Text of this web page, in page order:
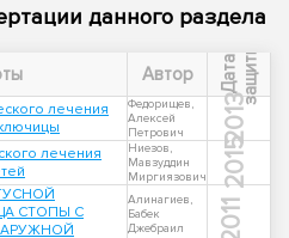
данного раздела
Автор Д
а
т
а
з
а
щ
и
т ы
лечения
Федорищев,
Алексей
Петрович
2013
лечения
Ниезов,
Мавзуддин
Миргиязович
2015
СТОПЫ С
Алинагиев,
Бабек
Джебраил
2011